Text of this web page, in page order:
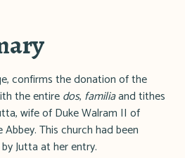
confirms the donation of the
the entiredos, familiaand tithes
wife of Duke Walram II of
This church had been
Jutta at her entry.